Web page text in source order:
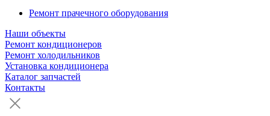
Ремонт прачечного оборудования
Наши объекты
Ремонт кондиционеров
Ремонт холодильников
Установка кондиционера
Каталог запчастей
Контакты